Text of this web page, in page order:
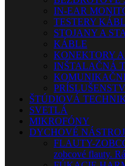
IN-EAR
TESTERY
STOJANY A
KÁBLE
KONEKTORY
INŠTALAČNÁ
ŠTÚDIOVÁ
SVETLÁ
MIKROFÓNY
DYCHOVÉ
FLAUTY-
zobcové flauty.